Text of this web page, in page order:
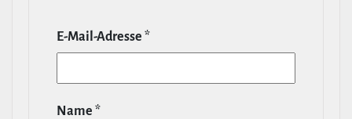
E‑Mail-​Adresse *
Name *